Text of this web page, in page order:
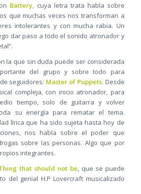
Battery, cuya letra trata habla sobre
que muchas veces nos transforman a
intolerantes y con mucha rabia. Un
dar paso a todo el sonido atronador y
la que sin duda puede ser considerada
del grupo y sobre todo para
seguidores: Master of Puppets.Desde
compleja, con inicio atronador, para
tiempo, solo de guitarra y volver
su energía para rematar el tema.
lírica que ha sido sujeta hasta hoy de
nos habla sobre el poder que
sobre las personas. Algo que por
integrantes.
that should not be, que se puede
del genial H.P Lovercraft musicalizado